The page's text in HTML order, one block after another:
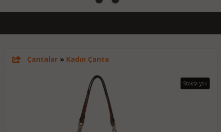
Çantalar» Kadın Çanta
Stokta yok